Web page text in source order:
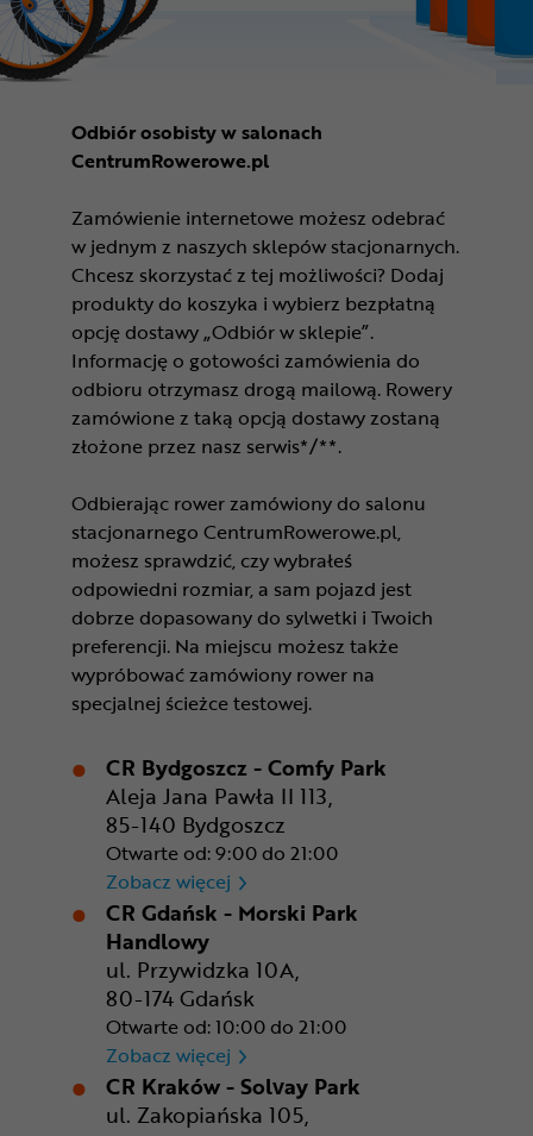
Odbiór osobisty w salonach
CentrumRowerowe.pl
Zamówienie internetowe możesz odebrać
w jednym z naszych sklepów stacjonarnych.
Chcesz skorzystać z tej możliwości? Dodaj
produkty do koszyka i wybierz bezpłatną
opcję dostawy „Odbiór w sklepie”.
Informację o gotowości zamówienia do
odbioru otrzymasz drogą mailową. Rowery
zamówione z taką opcją dostawy zostaną
złożone przez nasz serwis*/**.
Odbierając rower zamówiony do salonu
stacjonarnego CentrumRowerowe.pl,
możesz sprawdzić, czy wybrałeś
odpowiedni rozmiar, a sam pojazd jest
dobrze dopasowany do sylwetki i Twoich
preferencji. Na miejscu możesz także
wypróbować zamówiony rower na
specjalnej ścieżce testowej.
CR Bydgoszcz - Comfy Park
Aleja Jana Pawła II 113,
85-140 Bydgoszcz
Otwarte od: 9:00 do 21:00
Zobacz więcej CR Bydgoszcz - Comfy Park
CR Gdańsk - Morski Park
Handlowy
ul. Przywidzka 10A,
80-174 Gdańsk
Otwarte od: 10:00 do 21:00
Zobacz więcej CR Gdańsk - Morski Park
CR Kraków - Solvay Park
ul. Zakopiańska 105,